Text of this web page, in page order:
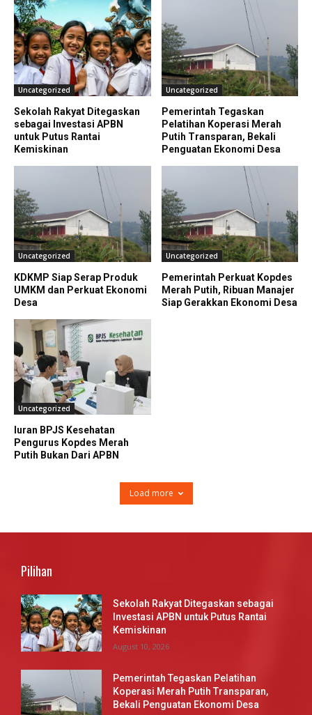
Uncategorized
Sekolah Rakyat Ditegaskan
sebagai Investasi APBN
untuk Putus Rantai
Kemiskinan
Uncategorized
Pemerintah Tegaskan
Pelatihan Koperasi Merah
Putih Transparan, Bekali
Penguatan Ekonomi Desa
Uncategorized
KDKMP Siap Serap Produk
UMKM dan Perkuat Ekonomi
Desa
Uncategorized
Pemerintah Perkuat Kopdes
Merah Putih, Ribuan Manajer
Siap Gerakkan Ekonomi Desa
Uncategorized
Iuran BPJS Kesehatan
Pengurus Kopdes Merah
Putih Bukan Dari APBN
Load more
Pilihan
Sekolah Rakyat Ditegaskan sebagai
Investasi APBN untuk Putus Rantai
Kemiskinan
August 10, 2026
Pemerintah Tegaskan Pelatihan
Koperasi Merah Putih Transparan,
Bekali Penguatan Ekonomi Desa